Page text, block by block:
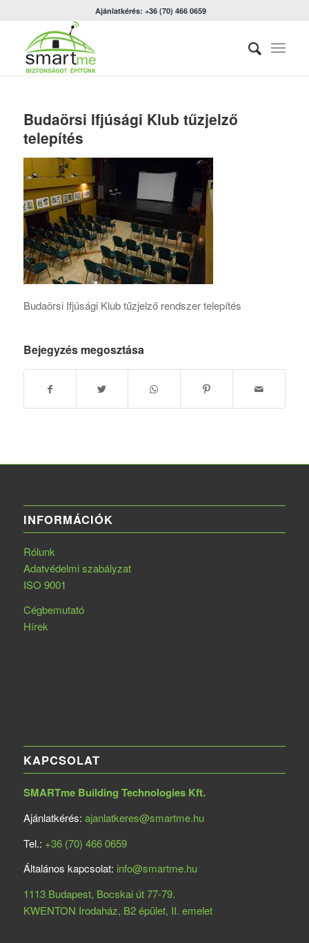
Ajánlatkérés: +36 (70) 466 0659
Budaörsi Ifjúsági Klub tűzjelző
telepítés
Budaörsi Ifjúsági Klub tűzjelző rendszer telepítés
Bejegyzés megosztása
INFORMÁCIÓK
Rólunk
Adatvédelmi szabályzat
ISO 9001
Cégbemutató
Hírek
KAPCSOLAT
SMARTme Building Technologies Kft.
Ajánlatkérés: ajanlatkeres@smartme.hu
Tel.: +36 (70) 466 0659
Általános kapcsolat: info@smartme.hu
1113 Budapest, Bocskai út 77-79.
KWENTON Irodaház, B2 épület, II. emelet